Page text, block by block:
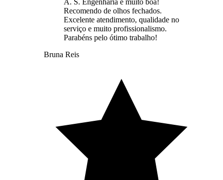
A. S. Engenharia é muito boa!
Recomendo de olhos fechados.
Excelente atendimento, qualidade no
serviço e muito profissionalismo.
Parabéns pelo ótimo trabalho!
Bruna Reis